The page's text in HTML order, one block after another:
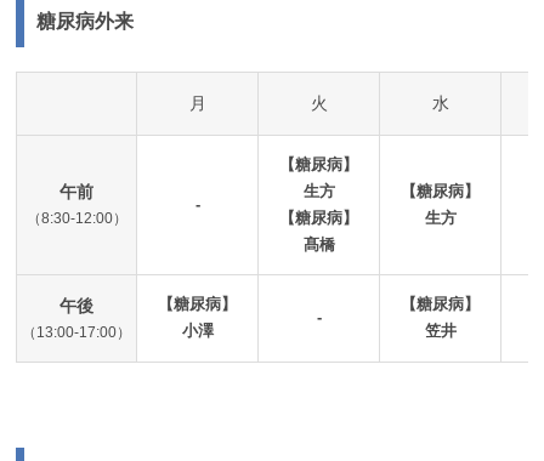
糖尿病外来
月 火 水
午前
（8:30-12:00）
-
【糖尿病】
生方
【糖尿病】
髙橋
【糖尿病】
生方
午後
（13:00-17:00）
【糖尿病】
小澤
-
【糖尿病】
笠井